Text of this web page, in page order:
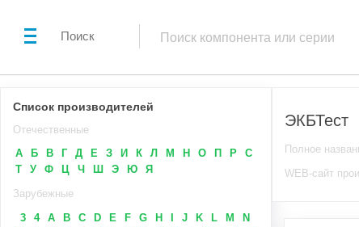
Поиск
Список производителей
Отечественные
А
Б В Г Д Е З И К Л М Н О П Р
С
Т
У Ф Ц Ч Ш Э Ю
Я
Зарубежные
3
4 A B C D E F G H J K L M
N
ЭКБТест
Полное
WEB-сайт